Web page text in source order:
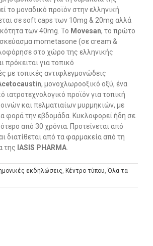
το μοναδικό προϊόν στην ελληνική
σε soft caps των 10mg & 20mg αλλά
των 40mg. Το Movesan, το πρώτο
mometasone (σε cream &
στο χώρο της ελληνικής
πρόκειται για τοπικό
με τοπικές αντιφλεγμονώδεις
, μονοχλωροοξικό οξύ, ένα
ιατροτεχνολογικό προϊόν για τοπική
και πελματιαίων μυρμηκιών, με
φορά την εβδομάδα. Κυκλοφορεί ήδη σε
από 30 χρόνια. Προτείνεται από
διατίθεται από τα φαρμακεία από τη
της ΙΑSIS PHARMA
εκδηλώσεις, Κέντρο τύπου, Όλα τα